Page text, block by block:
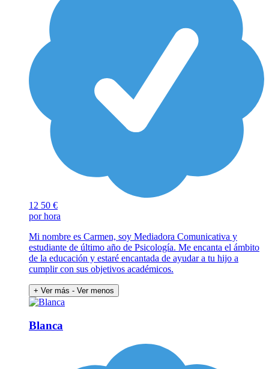
12 50 €
por hora
Mi nombre es Carmen, soy Mediadora Comunicativa y
estudiante de último año de Psicología. Me encanta el ámbito
de la educación y estaré encantada de ayudar a tu hijo a
cumplir con sus objetivos académicos.
+ Ver más - Ver menos
Blanca